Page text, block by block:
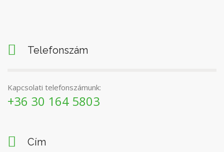
Telefonszám
Kapcsolati telefonszámunk:
+36 30 164 5803
Cím